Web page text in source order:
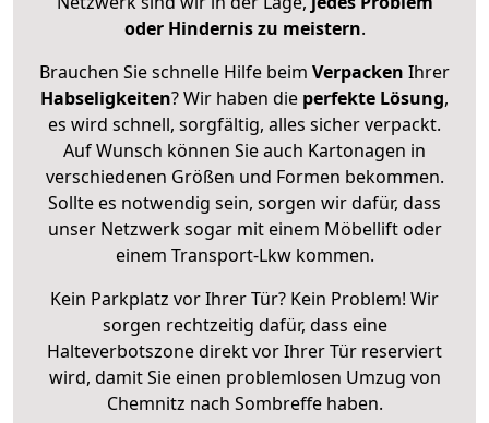
oder Hindernis zu meistern.
Brauchen Sie schnelle Hilfe beim Verpacken Ihrer
Habseligkeiten? Wir haben die perfekte Lösung,
es wird schnell, sorgfältig, alles sicher verpackt.
Auf Wunsch können Sie auch Kartonagen in
verschiedenen Größen und Formen bekommen.
Sollte es notwendig sein, sorgen wir dafür, dass
unser Netzwerk sogar mit einem Möbellift oder
einem Transport-Lkw kommen.
Kein Parkplatz vor Ihrer Tür? Kein Problem! Wir
sorgen rechtzeitig dafür, dass eine
Halteverbotszone direkt vor Ihrer Tür reserviert
wird, damit Sie einen problemlosen Umzug von
Chemnitz nach Sombreffe haben.